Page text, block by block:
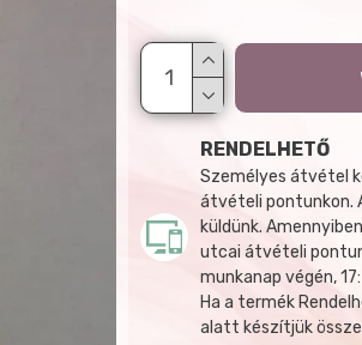
RENDELHETŐ
Személyes átvétel
átvételi pontunkon.
küldünk.
utcai átvételi
munkanap végén,
Ha a termék
alatt készítjük össze